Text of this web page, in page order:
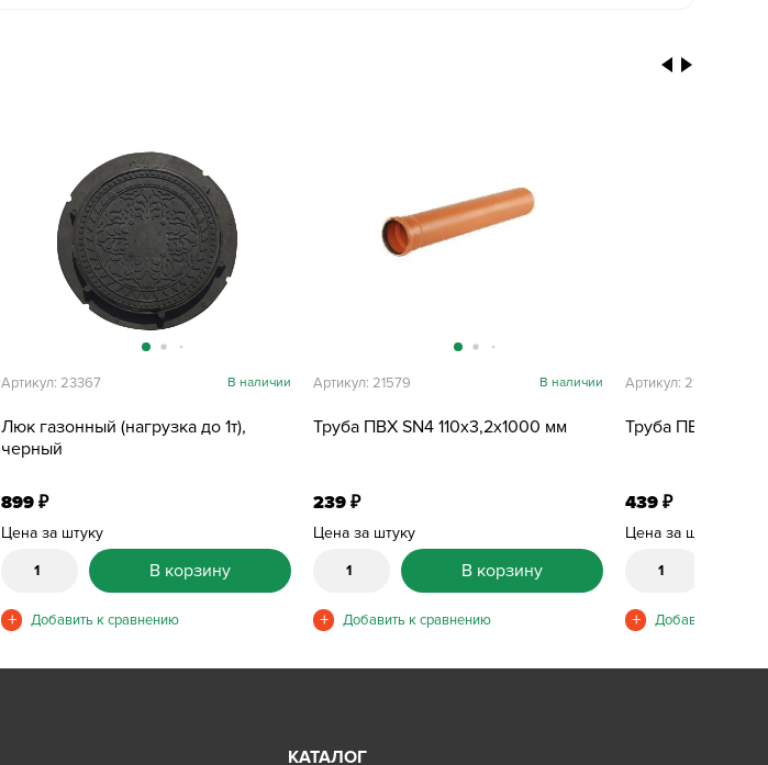
Люк газонный (нагрузка до 1т),
черный
Артикул: 23367 В наличии
899₽
Цена за штуку
В корзину
Труба ПВХ SN4 110х3,2х1000 мм
Артикул: 21579 В наличии
239₽
Цена за штуку
В корзину
Труба ПВХ SN4
Артикул: 21580
439₽
Цена за штуку
КАТАЛОГ